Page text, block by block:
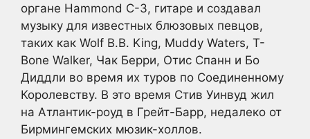
органе Hammond C-3, гитаре и создавал
музыку для известных блюзовых певцов,
таких как Wolf B.B. King, Muddy Waters, T-
Bone Walker, Чак Берри, Отис Спанн и Бо
Диддли во время их туров по Соединенному
Королевству. В это время Стив Уинвуд жил
на Атлантик-роуд в Грейт-Барр, недалеко от
Бирмингемских мюзик-холлов.